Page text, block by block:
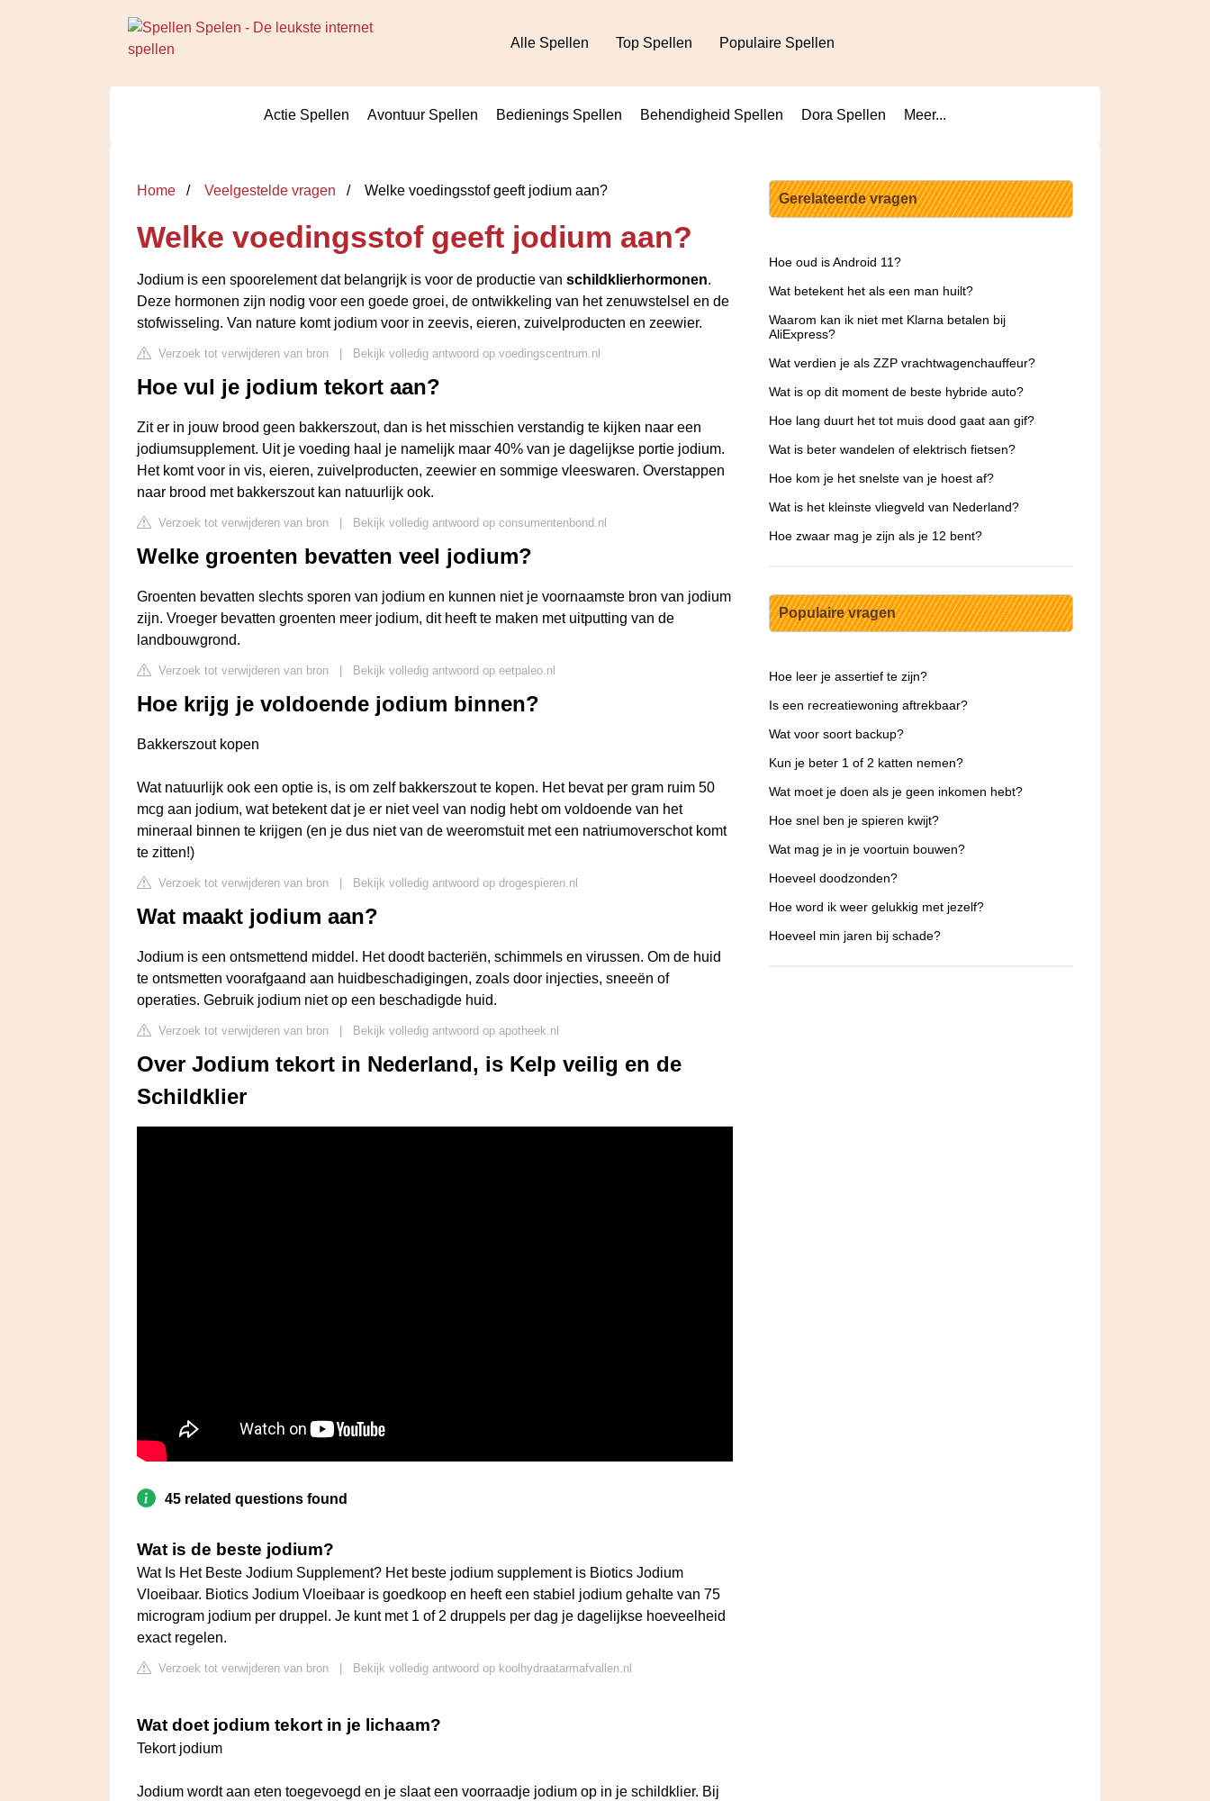
Alle Spellen Top Spellen Populaire Spellen
Actie Spellen Avontuur Spellen Bedienings Spellen Behendigheid Spellen Dora Spellen Meer...
Home Veelgestelde vragen Welke voedingsstof geeft jodium aan?
Welke voedingsstof geeft jodium aan?
Jodium is een spoorelement dat belangrijk is voor de productie van schildklierhormonen.
Deze hormonen zijn nodig voor een goede groei, de ontwikkeling van het zenuwstelsel en de
stofwisseling. Van nature komt jodium voor in zeevis, eieren, zuivelproducten en zeewier.
Verzoek tot verwijderen van bron Bekijk volledig antwoord op voedingscentrum.nl
Hoe vul je jodium tekort aan?
Zit er in jouw brood geen bakkerszout, dan is het misschien verstandig te kijken naar een
jodiumsupplement. Uit je voeding haal je namelijk maar 40% van je dagelijkse portie jodium.
Het komt voor in vis, eieren, zuivelproducten, zeewier en sommige vleeswaren. Overstappen
naar brood met bakkerszout kan natuurlijk ook.
Verzoek tot verwijderen van bron Bekijk volledig antwoord op consumentenbond.nl
Welke groenten bevatten veel jodium?
Groenten bevatten slechts sporen van jodium en kunnen niet je voornaamste bron van jodium
zijn. Vroeger bevatten groenten meer jodium, dit heeft te maken met uitputting van de
landbouwgrond.
Verzoek tot verwijderen van bron Bekijk volledig antwoord op eetpaleo.nl
Hoe krijg je voldoende jodium binnen?
Bakkerszout kopen
Wat natuurlijk ook een optie is, is om zelf bakkerszout te kopen. Het bevat per gram ruim 50
mcg aan jodium, wat betekent dat je er niet veel van nodig hebt om voldoende van het
mineraal binnen te krijgen (en je dus niet van de weeromstuit met een natriumoverschot komt
te zitten!)
Verzoek tot verwijderen van bron Bekijk volledig antwoord op drogespieren.nl
Wat maakt jodium aan?
Jodium is een ontsmettend middel. Het doodt bacteriën, schimmels en virussen. Om de huid
te ontsmetten voorafgaand aan huidbeschadigingen, zoals door injecties, sneeën of
operaties. Gebruik jodium niet op een beschadigde huid.
Verzoek tot verwijderen van bron Bekijk volledig antwoord op apotheek.nl
Over Jodium tekort in Nederland, is Kelp veilig en de
Schildklier
45 related questions found
Wat is de beste jodium?
Wat Is Het Beste Jodium Supplement? Het beste jodium supplement is Biotics Jodium
Vloeibaar. Biotics Jodium Vloeibaar is goedkoop en heeft een stabiel jodium gehalte van 75
microgram jodium per druppel. Je kunt met 1 of 2 druppels per dag je dagelijkse hoeveelheid
exact regelen.
Verzoek tot verwijderen van bron Bekijk volledig antwoord op koolhydraatarmafvallen.nl
Wat doet jodium tekort in je lichaam?
Tekort jodium
Jodium wordt aan eten toegevoegd en je slaat een voorraadje jodium op in je schildklier. Bij
Gerelateerde vragen
Hoe oud is Android 11?
Wat betekent het als een man huilt?
Waarom kan ik niet met Klarna betalen bij
AliExpress?
Wat verdien je als ZZP vrachtwagenchauffeur?
Wat is op dit moment de beste hybride auto?
Hoe lang duurt het tot muis dood gaat aan gif?
Wat is beter wandelen of elektrisch fietsen?
Hoe kom je het snelste van je hoest af?
Wat is het kleinste vliegveld van Nederland?
Hoe zwaar mag je zijn als je 12 bent?
Populaire vragen
Hoe leer je assertief te zijn?
Is een recreatiewoning aftrekbaar?
Wat voor soort backup?
Kun je beter 1 of 2 katten nemen?
Wat moet je doen als je geen inkomen hebt?
Hoe snel ben je spieren kwijt?
Wat mag je in je voortuin bouwen?
Hoeveel doodzonden?
Hoe word ik weer gelukkig met jezelf?
Hoeveel min jaren bij schade?